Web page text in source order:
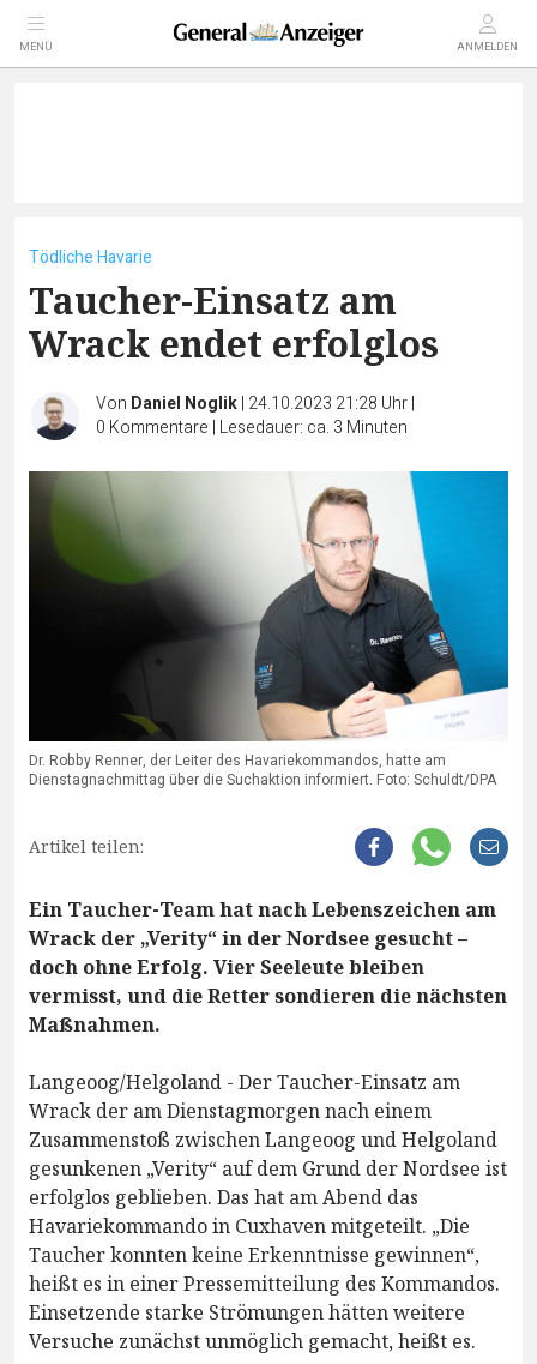
MENÜ ANMELDEN
Tödliche Havarie
Taucher-Einsatz am
Wrack endet erfolglos
Von Daniel Noglik| 24.10.2023 21:28 Uhr|
0 Kommentare | Lesedauer: ca. 3 Minuten
Dr. Robby Renner, der Leiter des Havariekommandos, hatte am
Dienstagnachmittag über die Suchaktion informiert. Foto: Schuldt/DPA
Artikel teilen:
Ein Taucher-Team hat nach Lebenszeichen am
Wrack der „Verity“ in der Nordsee gesucht –
doch ohne Erfolg. Vier Seeleute bleiben
vermisst, und die Retter sondieren die nächsten
Maßnahmen.
Langeoog/Helgoland - Der Taucher-Einsatz am
Wrack der am Dienstagmorgen nach einem
Zusammenstoß zwischen Langeoog und Helgoland
gesunkenen „Verity“ auf dem Grund der Nordsee ist
erfolglos geblieben. Das hat am Abend das
Havariekommando in Cuxhaven mitgeteilt. „Die
Taucher konnten keine Erkenntnisse gewinnen“,
heißt es in einer Pressemitteilung des Kommandos.
Einsetzende starke Strömungen hätten weitere
Versuche zunächst unmöglich gemacht, heißt es.